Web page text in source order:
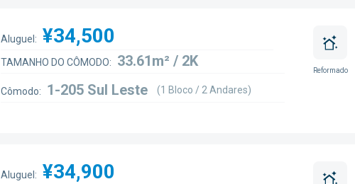
Aluguel: ¥34,500
TAMANHO DO CÔMODO: 33.61m² / 2K
Cômodo: 1-205 Sul Leste (1 Bloco / 2 Andares)
Reformado
Aluguel: ¥34,900